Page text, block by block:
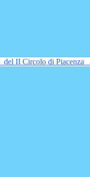
del II Circolo di Piacenza